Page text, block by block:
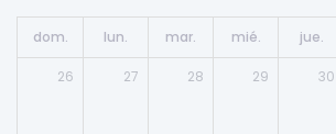
dom. lun. mar. mié. jue.
26 27 28 29 30